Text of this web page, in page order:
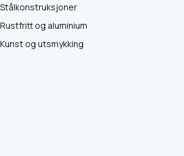
Stålkonstruksjoner
Rustfritt og aluminium
Kunst og utsmykking